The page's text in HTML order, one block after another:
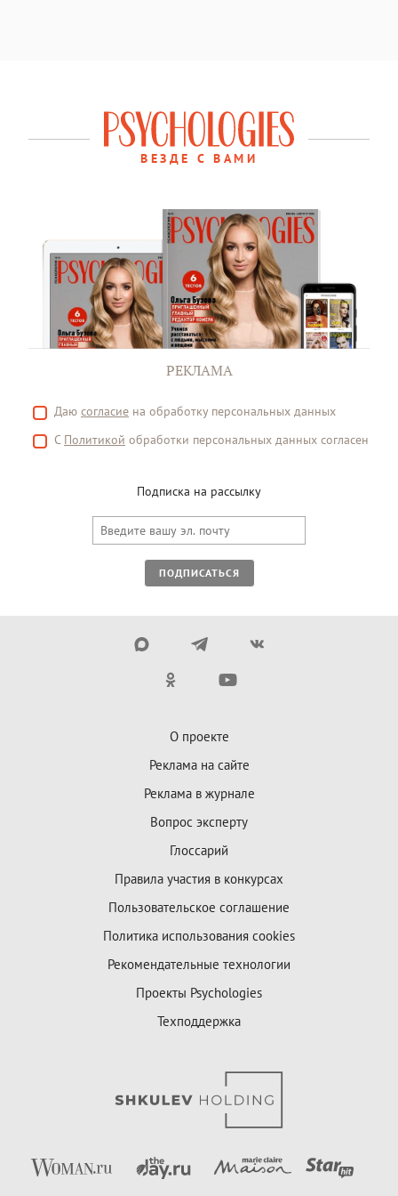
ВЕЗДЕ С ВАМИ
РЕКЛАМА
Даю согласие на обработку персональных данных
С Политикой обработки персональных данных согласен
Подписка на рассылку
ПОДПИСАТЬСЯ
О проекте
Реклама на сайте
Реклама в журнале
Вопрос эксперту
Глоссарий
Правила участия в конкурсах
Пользовательское соглашение
Политика использования cookies
Рекомендательные технологии
Проекты Psychologies
Техподдержка